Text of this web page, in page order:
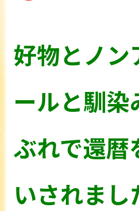
好物とノン
ールと馴染
ぶれで還暦
いされまし